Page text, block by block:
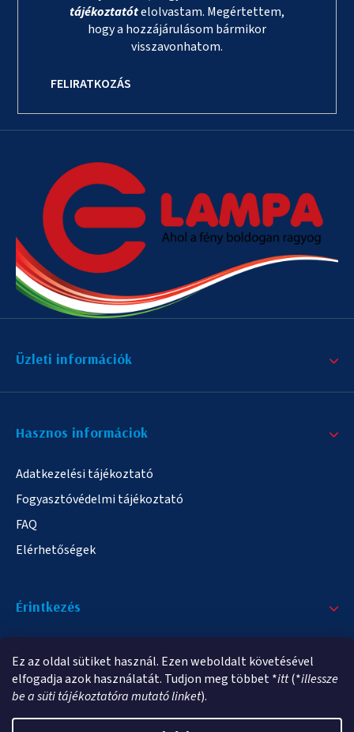
Ez az oldal sütiket használ. Ezen weboldalt követésével
elfogadja azok használatát. Tudjon meg többet *itt(*illessze
be a süti tájékoztatóra mutató linket).
tájékoztatótelolvastam. Megértettem,
hogy a hozzájárulásom bármikor
visszavonhatom.
FELIRATKOZÁS
Üzleti információk
Hasznos informáciok
Adatkezelési tájékoztató
Fogyasztóvédelmi tájékoztató
FAQ
Elérhetőségek
Érintkezés
info@elampa.hu